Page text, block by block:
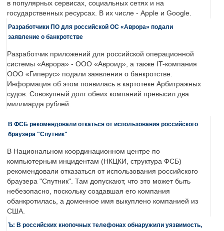
в популярных сервисах, социальных сетях и на
государственных ресурсах. В их числе - Apple и Google.
Разработчики ПО для российской ОС «Аврора» подали
заявление о банкротстве
Разработчик приложений для российской операционной
системы «Аврора» - ООО «Авроид», а также IT-компания
ООО «Гиперус» подали заявления о банкротстве.
Информация об этом появилась в картотеке Арбитражных
судов. Совокупный долг обеих компаний превысил два
миллиарда рублей.
В ФСБ рекомендовали откаться от использования российского
браузера "Спутник"
В Национальном координационном центре по
компьютерным инцидентам (НКЦКИ, структура ФСБ)
рекомендовали отказаться от использования российского
браузера "Спутник". Там допускают, что это может быть
небезопасно, поскольку создавшая его компания
обанкротилась, а доменное имя выкуплено компанией из
США.
Ъ: В российских кнопочных телефонах обнаружили уязвимость,